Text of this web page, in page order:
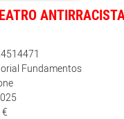
Fundamentos